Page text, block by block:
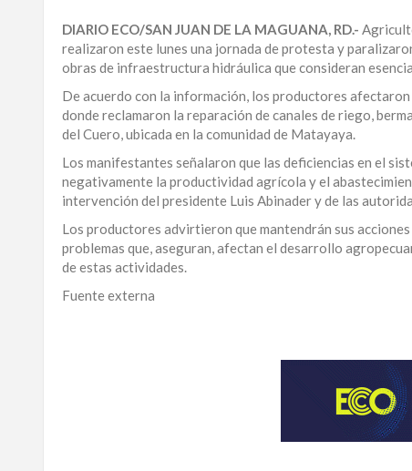
JUAN
ALTAGRACIA
PUERTO
PLATA
CONTÁCTENOS
DIARIO ECO/SAN JUAN DE LA MAGUANA, RD.-
realizaron este lunes una jornada de protesta y
obras de infraestructura hidráulica que consideran
De acuerdo con la información, los productores
donde reclamaron la reparación de canales de riego,
del Cuero, ubicada en la comunidad de Matayaya.
Los manifestantes señalaron que las deficiencias en el
negativamente la productividad agrícola y el
intervención del presidente Luis Abinader y de las
Los productores advirtieron que mantendrán sus
problemas que, aseguran, afectan el desarrollo
de estas actividades.
Fuente externa